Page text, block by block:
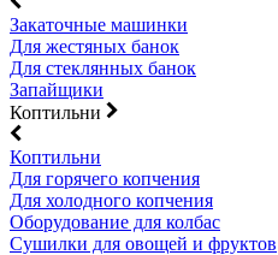
Закаточные машинки
Для жестяных банок
Для стеклянных банок
Запайщики
Коптильни
Коптильни
Для горячего копчения
Для холодного копчения
Оборудование для колбас
Сушилки для овощей и фруктов